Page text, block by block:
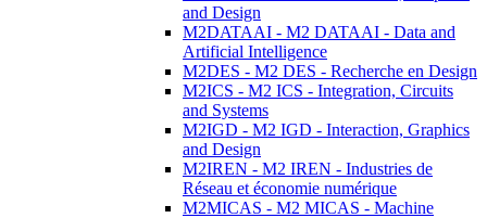
and Design
M2DATAAI - M2 DATAAI - Data and
Artificial Intelligence
M2DES - M2 DES - Recherche en Design
M2ICS - M2 ICS - Integration, Circuits
and Systems
M2IGD - M2 IGD - Interaction, Graphics
and Design
M2IREN - M2 IREN - Industries de
Réseau et économie numérique
M2MICAS - M2 MICAS - Machine